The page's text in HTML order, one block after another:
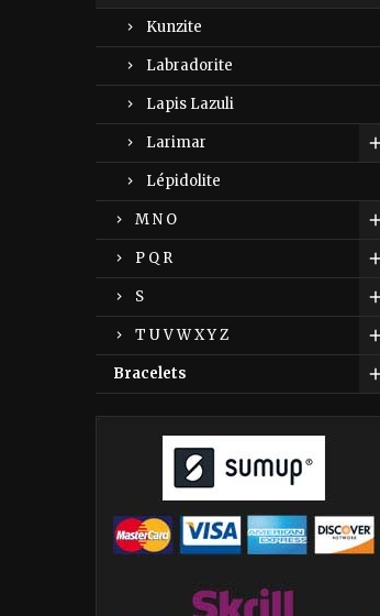
Kunzite
Labradorite
Lapis Lazuli
Larimar
Lépidolite
M N O
P Q R
S
T U V W X Y Z
Bracelets